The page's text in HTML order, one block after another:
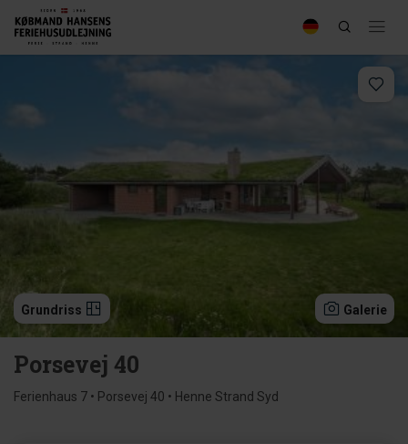
Grundriss Galerie
Porsevej 40
Ferienhaus 7 • Porsevej 40 • Henne Strand Syd